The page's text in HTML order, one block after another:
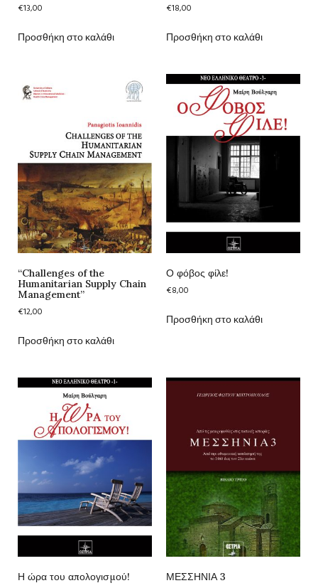
€13,00
Προσθήκη στο καλάθι
€18,00
Προσθήκη στο καλάθι
“Challenges of the
Humanitarian Supply Chain
Management”
€12,00
Προσθήκη στο καλάθι
Ο φόβος φίλε!
€8,00
Προσθήκη στο καλάθι
Η ώρα του απολογισμού! ΜΕΣΣΗΝΙΑ 3